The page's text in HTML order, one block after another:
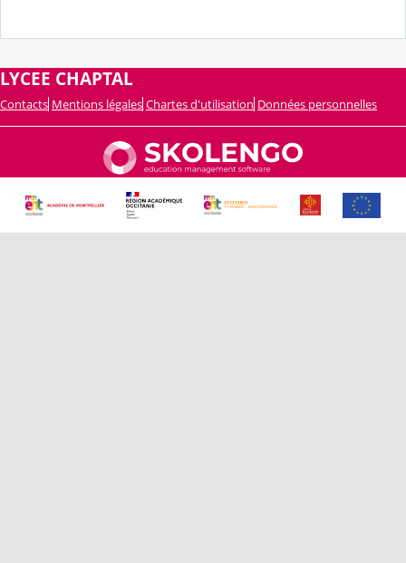
LYCEE CHAPTAL
Contacts Mentions légales Chartes d'utilisation Données personnelles